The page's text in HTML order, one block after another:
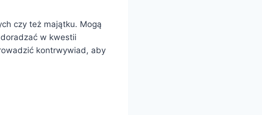
czy też majątku. Mogą
w kwestii
kontrwywiad, aby